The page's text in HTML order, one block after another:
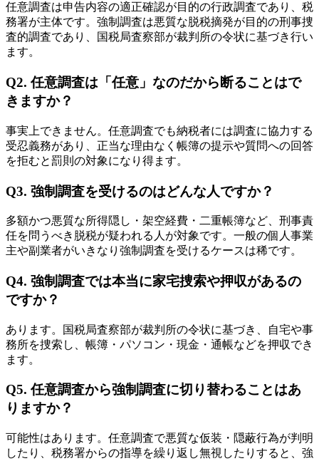
任意調査は申告内容の適正確認が目的の行政調査であり、税
務署が主体です。強制調査は悪質な脱税摘発が目的の刑事捜
査的調査であり、国税局査察部が裁判所の令状に基づき行い
ます。
Q2. 任意調査は「任意」なのだから断ることはで
きますか？
事実上できません。任意調査でも納税者には調査に協力する
受忍義務があり、正当な理由なく帳簿の提示や質問への回答
を拒むと罰則の対象になり得ます。
Q3. 強制調査を受けるのはどんな人ですか？
多額かつ悪質な所得隠し・架空経費・二重帳簿など、刑事責
任を問うべき脱税が疑われる人が対象です。一般の個人事業
主や副業者がいきなり強制調査を受けるケースは稀です。
Q4. 強制調査では本当に家宅捜索や押収があるの
ですか？
あります。国税局査察部が裁判所の令状に基づき、自宅や事
務所を捜索し、帳簿・パソコン・現金・通帳などを押収でき
ます。
Q5. 任意調査から強制調査に切り替わることはあ
りますか？
可能性はあります。任意調査で悪質な仮装・隠蔽行為が判明
したり、税務署からの指導を繰り返し無視したりすると、強